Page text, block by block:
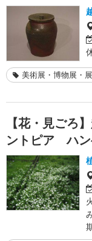
美術展・博物展・
【花・見ごろ
ントピア ハン